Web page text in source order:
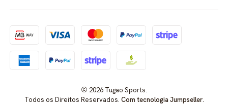
2026 Tugao Sports.
Todos os Direitos Reservados. Com tecnologia Jumpseller.